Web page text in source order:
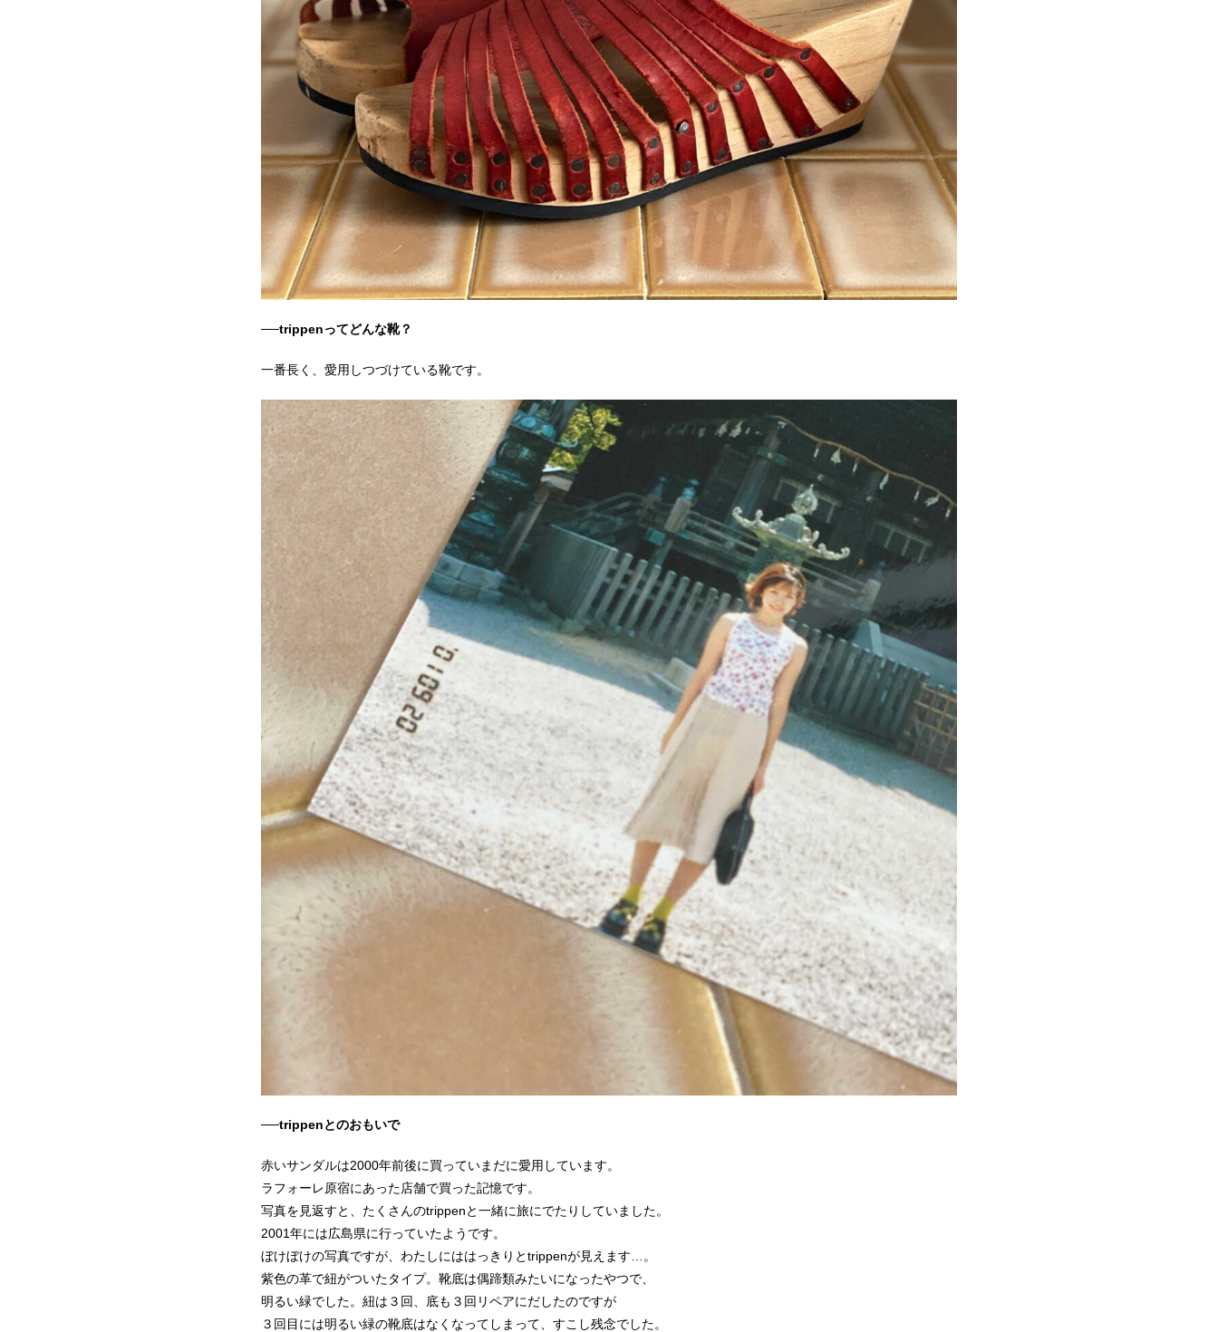
──trippenってどんな靴？
一番長く、愛用しつづけている靴です。
──trippenとのおもいで
赤いサンダルは2000年前後に買っていまだに愛用しています。
ラフォーレ原宿にあった店舗で買った記憶です。
写真を見返すと、たくさんのtrippenと一緒に旅にでたりしていました。
2001年には広島県に行っていたようです。
ぼけぼけの写真ですが、わたしにははっきりとtrippenが見えます…。
紫色の革で紐がついたタイプ。靴底は偶蹄類みたいになったやつで、
明るい緑でした。紐は３回、底も３回リペアにだしたのですが
３回目には明るい緑の靴底はなくなってしまって、すこし残念でした。